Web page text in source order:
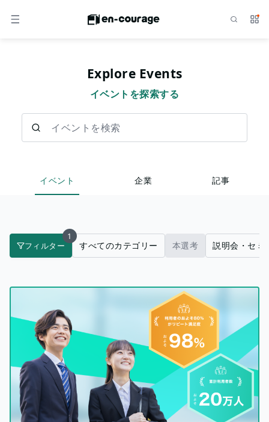
メニュー サ
Explore Events
イベントを探索する
イベント 企業 記事
フィルター
1
すべてのカテゴリー 本選考 説明会・セミ